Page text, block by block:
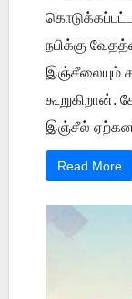
நபிக்கு
இஞ்சீலையும்
கூறுகிறான்.
இஞ்சீல்
Read More